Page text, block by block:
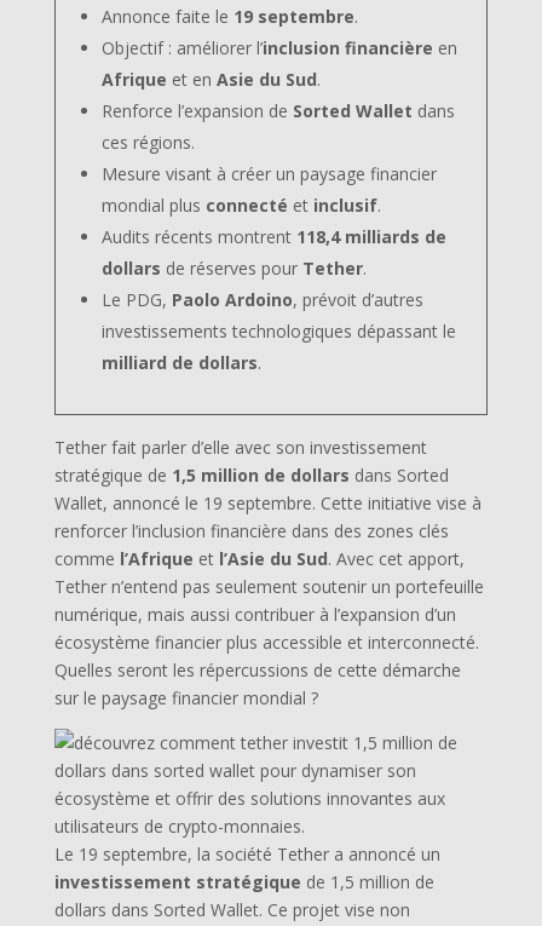
Annonce faite le 19 septembre.
Objectif : améliorer l’inclusion financière en
Afrique et en Asie du Sud.
Renforce l’expansion de Sorted Wallet dans
ces régions.
Mesure visant à créer un paysage financier
mondial plus connecté et inclusif.
Audits récents montrent 118,4 milliards de
dollars de réserves pour Tether.
Le PDG, Paolo Ardoino, prévoit d’autres
investissements technologiques dépassant le
milliard de dollars.
Tether fait parler d’elle avec son investissement
stratégique de 1,5 million de dollars dans Sorted
Wallet, annoncé le 19 septembre. Cette initiative vise à
renforcer l’inclusion financière dans des zones clés
comme l’Afrique et l’Asie du Sud. Avec cet apport,
Tether n’entend pas seulement soutenir un portefeuille
numérique, mais aussi contribuer à l’expansion d’un
écosystème financier plus accessible et interconnecté.
Quelles seront les répercussions de cette démarche
sur le paysage financier mondial ?
Le 19 septembre, la société Tether a annoncé un
investissement stratégique de 1,5 million de
dollars dans Sorted Wallet. Ce projet vise non